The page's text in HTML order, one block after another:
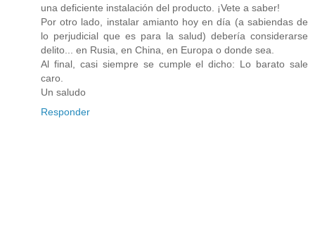
una deficiente instalación del producto. ¡Vete a saber!
Por otro lado, instalar amianto hoy en día (a sabiendas de
lo perjudicial que es para la salud) debería considerarse
delito... en Rusia, en China, en Europa o donde sea.
Al final, casi siempre se cumple el dicho: Lo barato sale
caro.
Un saludo
Responder